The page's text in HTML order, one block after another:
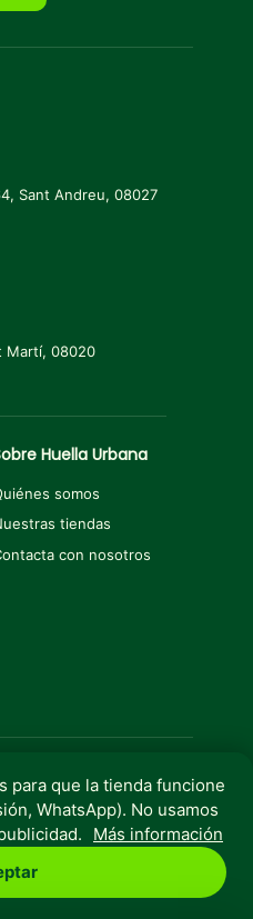
Sant Andreu, 08027
Martí, 08020
Huella Urbana
somos
tiendas
con nosotros
Todos los derechos
para que la tienda funcione
WhatsApp). No usamos
Más información
al carrito